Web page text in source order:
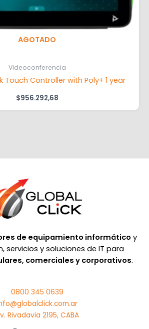
AGOTADO
Videoconferencia
Touch Controller with Poly+ 1 year
$956.292,68
de equipamiento informático y
servicios y soluciones de IT para
comerciales y corporativos.
0800 345 0639
Rivadavia 2195, CABA